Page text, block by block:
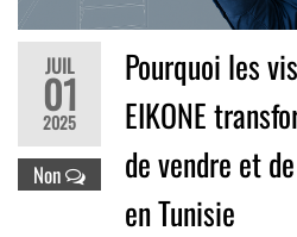
JUIL
01
2025
Non
Pourquoi les
EIKONE
de vendre et
en Tunisie